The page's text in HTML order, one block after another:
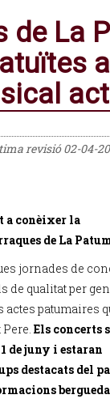
de La
revisió02-04-
a conèixer la
de La
jornades de
de qualitat per
patumaires
Els concerts
de juny i estaran
destacats del